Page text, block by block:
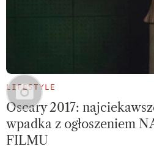
LIFESTYLE
Oscary 2017:
wpadka z ogłoszeniem
FILMU